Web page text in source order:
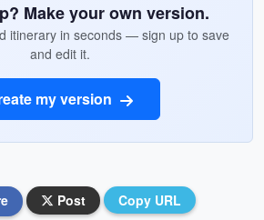
Make your own version.
itinerary in seconds — sign up to save
and edit it.
my version
Post Copy URL